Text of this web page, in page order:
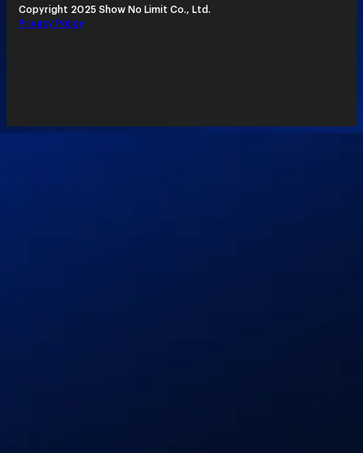
Copyright 2025 Show No Limit Co., Ltd.
Privacy Policy